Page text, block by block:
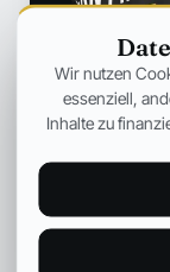
Wir nutzen
essenziell,
Inhalte zu